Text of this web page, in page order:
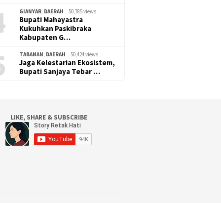
GIANYAR, DAERAH 50,785 views
Bupati Mahayastra
Kukuhkan Paskibraka
Kabupaten G…
TABANAN, DAERAH 50,424 views
Jaga Kelestarian Ekosistem,
Bupati Sanjaya Tebar …
LIKE, SHARE & SUBSCRIBE